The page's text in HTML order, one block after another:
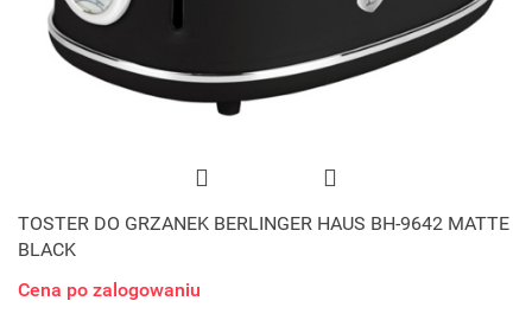
TOSTER DO GRZANEK BERLINGER HAUS BH-9642 MATTE
BLACK
Cena po zalogowaniu